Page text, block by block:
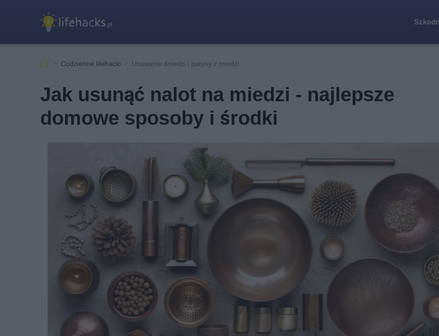
Codzienne lifehacki Usuwanie śniedzi i patyny z miedzi
Jak usunąć nalot na miedzi - najlepsze
domowe sposoby i środki